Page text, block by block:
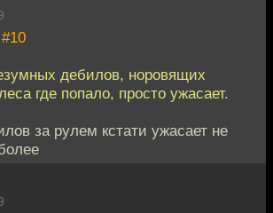
#10
дебилов, норовящих
где попало, просто ужасает.
за рулем кстати ужасает не